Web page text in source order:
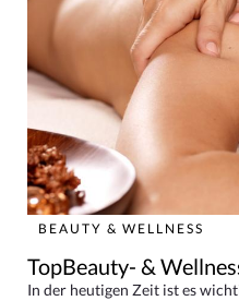
BEAUTY & WELLNESS
TopBeauty- &
In der heutigen Zeit ist es